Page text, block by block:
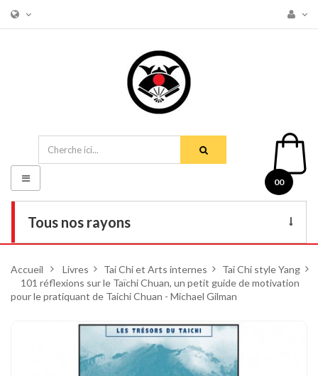
00
Tous nos rayons
DVD
Chaussures
Basculer
la
navigation
Accueil > Livres > Tai Chi et Arts internes > Tai Chi style Yang
101 réflexions sur le Taïchi Chuan, un petit guide de motivation
pour le pratiquant de Taichi Chuan - Michael Gilman